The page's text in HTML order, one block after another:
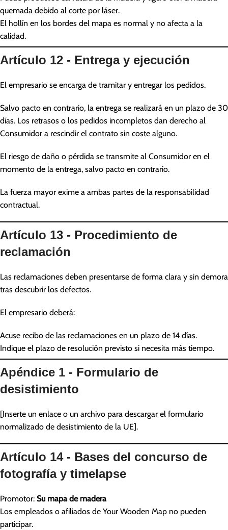
quemada debido al corte por láser.
El hollín en los bordes del mapa es normal y no afecta a la
calidad.
Artículo 12 - Entrega y ejecución
El empresario se encarga de tramitar y entregar los pedidos.
Salvo pacto en contrario, la entrega se realizará en un plazo de 30
días. Los retrasos o los pedidos incompletos dan derecho al
Consumidor a rescindir el contrato sin coste alguno.
El riesgo de daño o pérdida se transmite al Consumidor en el
momento de la entrega, salvo pacto en contrario.
La fuerza mayor exime a ambas partes de la responsabilidad
contractual.
Artículo 13 - Procedimiento de
reclamación
Las reclamaciones deben presentarse de forma clara y sin demora
tras descubrir los defectos.
El empresario deberá:
Acuse recibo de las reclamaciones en un plazo de 14 días.
Indique el plazo de resolución previsto si necesita más tiempo.
Apéndice 1 - Formulario de
desistimiento
[Inserte un enlace o un archivo para descargar el formulario
normalizado de desistimiento de la UE].
Artículo 14 - Bases del concurso de
fotografía y timelapse
Promotor: Su mapa de madera
Los empleados o afiliados de Your Wooden Map no pueden
participar.